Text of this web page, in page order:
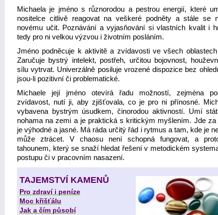
Michaela je jméno s různorodou a pestrou energií, které
nositelce citlivě reagovat na veškeré podněty a stále se
novému učit. Poznávání a vyjasňování si vlastních kvalit i
tedy pro ni velkou výzvou i životním posláním.
Jméno podněcuje k aktivitě a zvídavosti ve všech
Zaručuje bystrý intelekt, postřeh, určitou bojovnost,
sílu vytrvat. Univerzálně posiluje vrozené dispozice bez
jsou-li pozitivní či problematické.
Michaele její jméno otevírá řadu možností, zejména
zvídavost, nutí ji, aby zjišťovala, co je pro ni přínosné.
vybavena bystrým úsudkem, činorodou aktivností. Umí
nohama na zemi a je praktická s kritickým myšlením. Jde
je výhodné a jasné. Má ráda určitý řád i rytmus a tam, kde je
může ztrácet. V chaosu není schopná fungovat, a
tahounem, který se snaží hledat řešení v metodickém
postupu či v pracovním nasazení.
TAJEMSTVÍ KAMENŮ
Pro zdraví i peníze
Moc křišťálu
Jak a čím působí